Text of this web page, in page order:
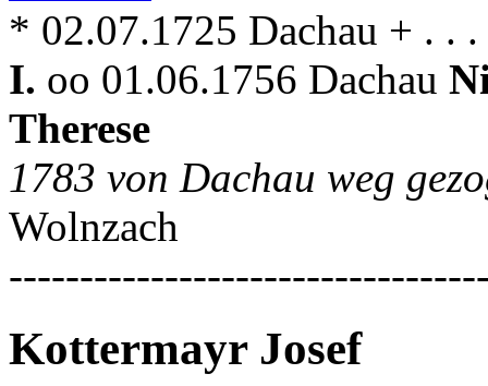
* 02.07.1725 Dachau + . . .
I. oo 01.06.1756 Dachau
Therese
1783 von Dachau weg
Wolnzach
Kottermayr Josef